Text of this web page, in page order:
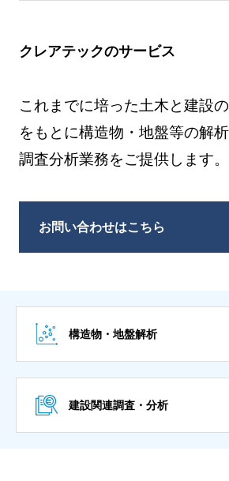
クレアテックのサービス
これまでに培った土木と建設
をもとに構造物・地盤等の解
調査分析業務をご提供します。
お問い合わせはこちら
構造物・地盤解析
建設関連調査・分析